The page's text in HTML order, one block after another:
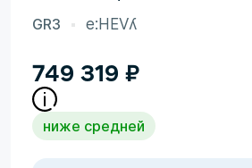
GR3 e:HEVʎ
749 319 ₽
ниже средней